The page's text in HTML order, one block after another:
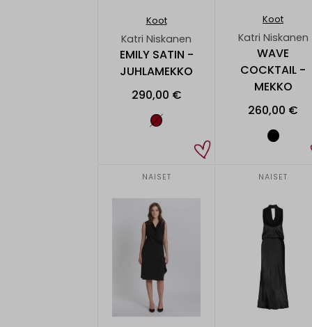
Koot
Katri Niskanen
EMILY SATIN -
JUHLAMEKKO
290,00 €
Koot
Katri Niskanen
WAVE
COCKTAIL -
MEKKO
260,00 €
NAISET NAISET